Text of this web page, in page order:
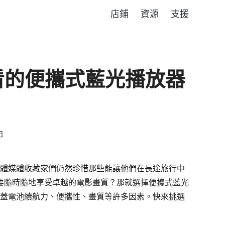
店鋪 資源 支援
便攜式藍光播放器
媒體收藏家們仍然珍惜那些能讓他們在長途旅行中
隨時隨地享受卓越的電影畫質？那就選擇便攜式藍光
電池續航力、便攜性、畫質等許多因素。快來挑選